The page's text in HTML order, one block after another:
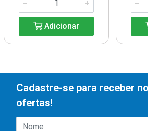
Adicionar
Cadastre-se para receber
ofertas!